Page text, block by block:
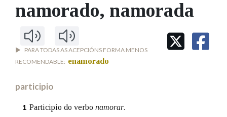
IDENTIDADE CORPORATIVA
MARCIAL DEL ADALID
CASA-MUSEO EMILIA PARDO
FIGURAS HOMENAXEADAS
PRIMAVERA DAS LETRAS
Facebook
TwitterYoutubeInstagram
Bluesky
BUSCAR NOS LEMAS
Comeza por
Contén
namorado, namorada
PARA TODAS AS ACEPCIÓNS FORMA MENOS
RECOMENDABLE: enamorado
participio
1 Participio do verbo namorar.